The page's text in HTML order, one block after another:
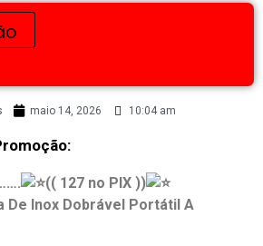
maio 14, 2026 10:04 am
(( 127 no PIX ))
De Inox Dobrável Portátil A